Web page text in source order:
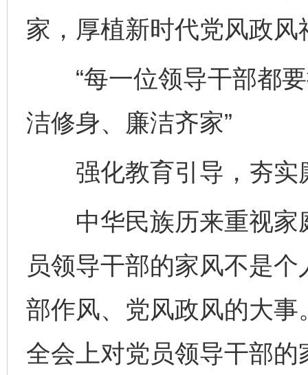
家，厚植新时代党风政
“每一位领导干部都要
洁修身、廉洁齐家”
强化教育引导，夯实
中华民族历来重视家
员领导干部的家风不是
部作风、党风政风的大
全会上对党员领导干部